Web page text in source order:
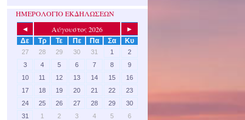
ΗΜΕΡΟΛΟΓΙΟ ΕΚΔΗΛΩΣΕΩΝ
◄ Αύγουστος 2026
►
Δε
Τρ Τε Πε Πα Σα Κυ
27 28 29 30 31 1
2
3
4 5 6 7 8
9
10
11 12 13 14 15
16
17
18 19 20 21 22
23
24
25 26 27 28 29
30
31
1 2 3 4 5 6